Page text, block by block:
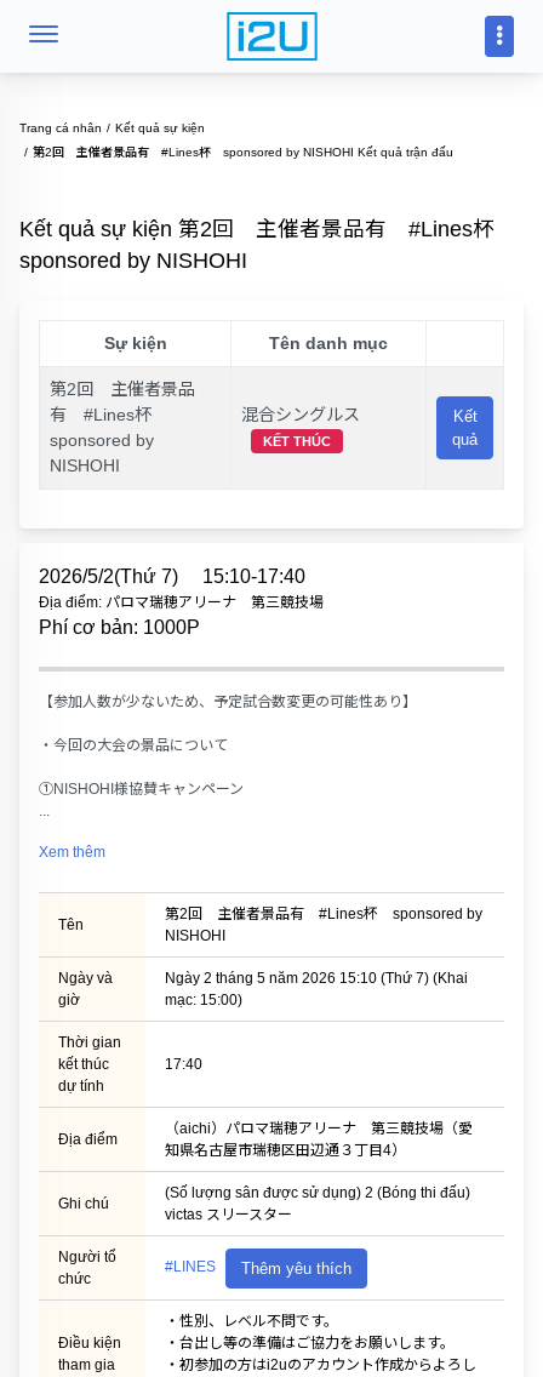
Trang cá nhân
Kết quả sự kiện
第2回 主催者景品有 #Lines杯 sponsored by NISHOHI Kết quả trận đấu
Kết quả sự kiện 第2回 主催者景品有 #Lines杯
sponsored by NISHOHI
Sự kiện Tên danh mục
第2回 主催者景品
有 #Lines杯
sponsored by
NISHOHI
混合シングルス
KẾT THÚC
Kết
quả
2026/5/2(Thứ 7) 15:10-17:40
Địa điểm: パロマ瑞穂アリーナ 第三競技場
Phí cơ bản: 1000P
【参加人数が少ないため、予定試合数変更の可能性あり】
・今回の大会の景品について
①NISHOHI様協賛キャンペーン
...
Xem thêm
Tên
第2回 主催者景品有 #Lines杯 sponsored by
NISHOHI
Ngày và
giờ
Ngày 2 tháng 5 năm 2026 15:10 (Thứ 7) (Khai
mạc: 15:00)
Thời gian
kết thúc
dự tính
17:40
Địa điểm
（aichi）パロマ瑞穂アリーナ 第三競技場（愛
知県名古屋市瑞穂区田辺通３丁目4）
Ghi chú
(Số lượng sân được sử dụng) 2 (Bóng thi đấu)
victas スリースター
Người tổ
chức
#LINES Thêm yêu thích
Điều kiện
tham gia
・性別、レベル不問です。
・台出し等の準備はご協力をお願いします。
・初参加の方はi2uのアカウント作成からよろし